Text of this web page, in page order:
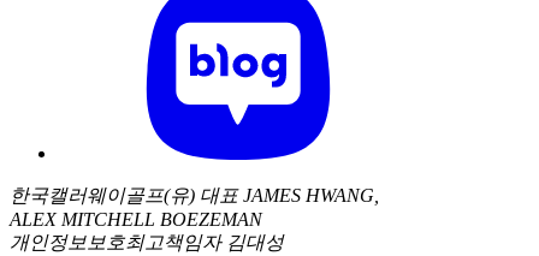
한국캘러웨이골프(유) 대표 JAMES HWANG,
ALEX MITCHELL BOEZEMAN
개인정보보호최고책임자 김대성